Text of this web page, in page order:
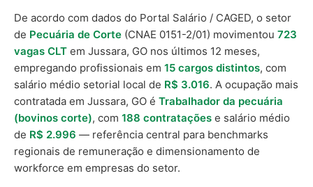
De acordo com dados do Portal Salário / CAGED, o setor
de Pecuária de Corte (CNAE 0151-2/01) movimentou 723
vagas CLT em Jussara, GO nos últimos 12 meses,
empregando profissionais em 15 cargos distintos, com
salário médio setorial local de R$ 3.016. A ocupação mais
contratada em Jussara, GO é Trabalhador da pecuária
(bovinos corte), com 188 contratações e salário médio
de R$ 2.996 — referência central para benchmarks
regionais de remuneração e dimensionamento de
workforce em empresas do setor.